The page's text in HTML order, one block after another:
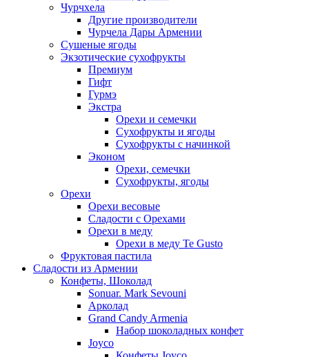
Чурчхела
Другие производители
Чурчела Дары Армении
Сушеные ягоды
Экзотические сухофрукты
Премиум
Гифт
Гурмэ
Экстра
Орехи и семечки
Сухофрукты и ягоды
Сухофрукты с начинкой
Эконом
Орехи, семечки
Сухофрукты, ягоды
Орехи
Орехи весовые
Сладости с Орехами
Орехи в меду
Орехи в меду Te Gusto
Фруктовая пастила
Сладости из Армении
Конфеты, Шоколад
Sonuar. Mark Sevouni
Арколад
Grand Candy Armenia
Набор шоколадных конфет
Joyco